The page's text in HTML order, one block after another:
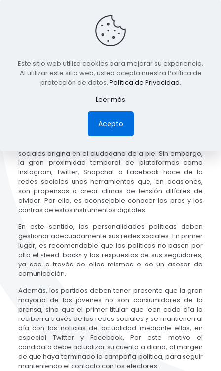
Published by driecelat 05/10/2017
Obama, Trump, Cifuentes, Rajoy o Errejón…A ninguno de
sociales origina en el ciudadano de a pie. Sin embargo,
la gran proximidad temporal de plataformas como
Instagram, Twitter, Snapchat o Facebook hace de la
redes sociales unas herramientas que, en ocasiones,
son propensas a crear climas de tensión difíciles de
olvidar. Por ello, es aconsejable conocer los pros y los
contras de estos instrumentos digitales.
En este sentido, las personalidades políticas deben
gestionar adecuadamente sus redes sociales. En primer
lugar, es recomendable que los políticos no pasen por
alto el «feed-back» y las respuestas de sus seguidores,
ya sea a través de ellos mismos o de un asesor de
comunicación.
Además, los partidos deben tener presente que la gran
mayoría de los jóvenes no son consumidores de la
prensa, sino que el primer titular que leen cada día lo
reciben a través de las redes sociales y se mantienen al
día con las noticias de actualidad mediante ellas, en
especial Twitter y Facebook. Por este motivo el
candidato debe actualizar su cuenta a diario, al margen
de que haya terminado la campaña política, para seguir
manteniendo el contacto con los electores.
Este sitio web utiliza cookies para mejorar su experiencia.
Al utilizar este sitio web, usted acepta nuestra Política de
protección de datos. Política de Privacidad.
Leer más
Acepto